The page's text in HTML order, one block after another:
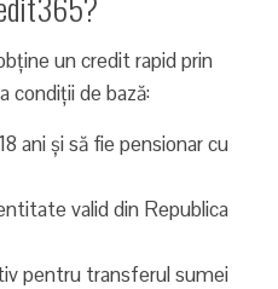
un credit rapid prin
condiții de bază:
ani și să fie pensionar cu
valid din Republica
pentru transferul sumei